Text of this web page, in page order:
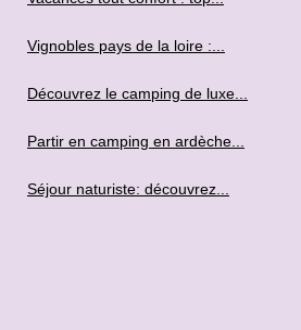
Vignobles pays de la loire :...
Découvrez le camping de luxe...
Partir en camping en ardèche...
Séjour naturiste: découvrez...